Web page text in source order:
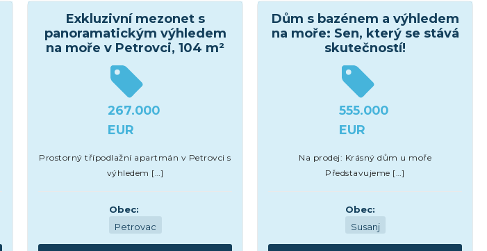
Exkluzivní mezonet s
panoramatickým výhledem
na moře v Petrovci, 104 m²
267.000
EUR
Prostorný třípodlažní apartmán v Petrovci s
výhledem […]
Obec:
Petrovac
Dům s bazénem a výhledem
na moře: Sen, který se stává
skutečností!
555.000
EUR
Na prodej: Krásný dům u moře
Představujeme […]
Obec:
Susanj